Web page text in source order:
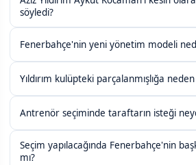
söyledi?
Fenerbahçe'nin yeni yönetim modeli
Yıldırım kulüpteki parçalanmışlığa
Antrenör seçiminde taraftarın isteği
Seçim yapılacağında Fenerbahçe'nin
mı?